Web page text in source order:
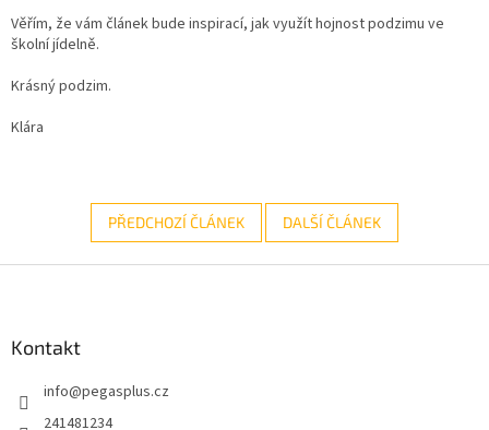
Věřím, že vám článekbude inspirací, jak využít hojnost podzimu ve
školní jídelně.
Krásný podzim.
Klára
PŘEDCHOZÍ ČLÁNEK DALŠÍ ČLÁNEK
Kontakt
info@pegasplus.cz
241481234